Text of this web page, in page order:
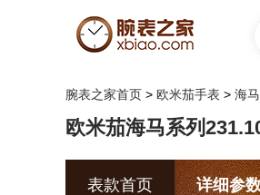
腕表之家首页 > 欧米茄手表 > 海
欧米茄海马系列
表款首页 详细参